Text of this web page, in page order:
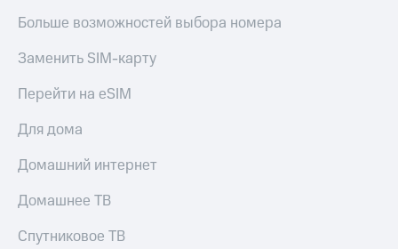
Больше возможностей выбора номера
Заменить SIM-карту
Перейти на eSIM
Для дома
Домашний интернет
Домашнее ТВ
Спутниковое ТВ